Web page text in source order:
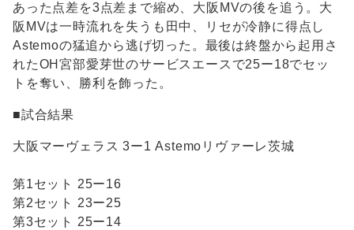
あった点差を3点差まで縮め、大阪MVの後を追う。大
阪MVは一時流れを失うも田中、リセが冷静に得点し
Astemoの猛追から逃げ切った。最後は終盤から起用さ
れたOH宮部愛芽世のサービスエースで25ー18でセッ
トを奪い、勝利を飾った。
■試合結果
大阪マーヴェラス 3ー1 Astemoリヴァーレ茨城
第1セット 25ー16
第2セット 23ー25
第3セット 25ー14